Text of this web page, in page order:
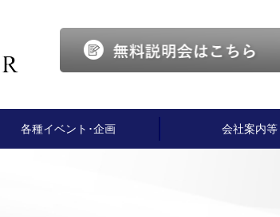
各種イベント･企画 会社案内等